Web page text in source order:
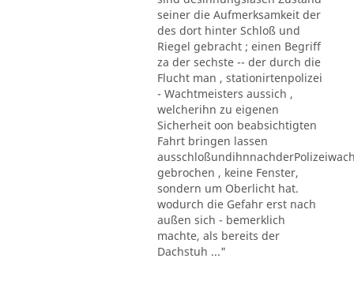
seiner die Aufmerksamkeit der
des dort hinter Schloß und
Riegel gebracht ; einen Begriff
za der sechste -- der durch die
Flucht man , stationirtenpolizei
- Wachtmeisters aussich ,
welcherihn zu eigenen
Sicherheit oon beabsichtigten
Fahrt bringen lassen
gebrochen , keine Fenster,
sondern um Oberlicht hat.
wodurch die Gefahr erst nach
außen sich - bemerklich
machte, als bereits der
Dachstuh ..."